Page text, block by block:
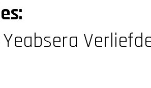
Yeabsera